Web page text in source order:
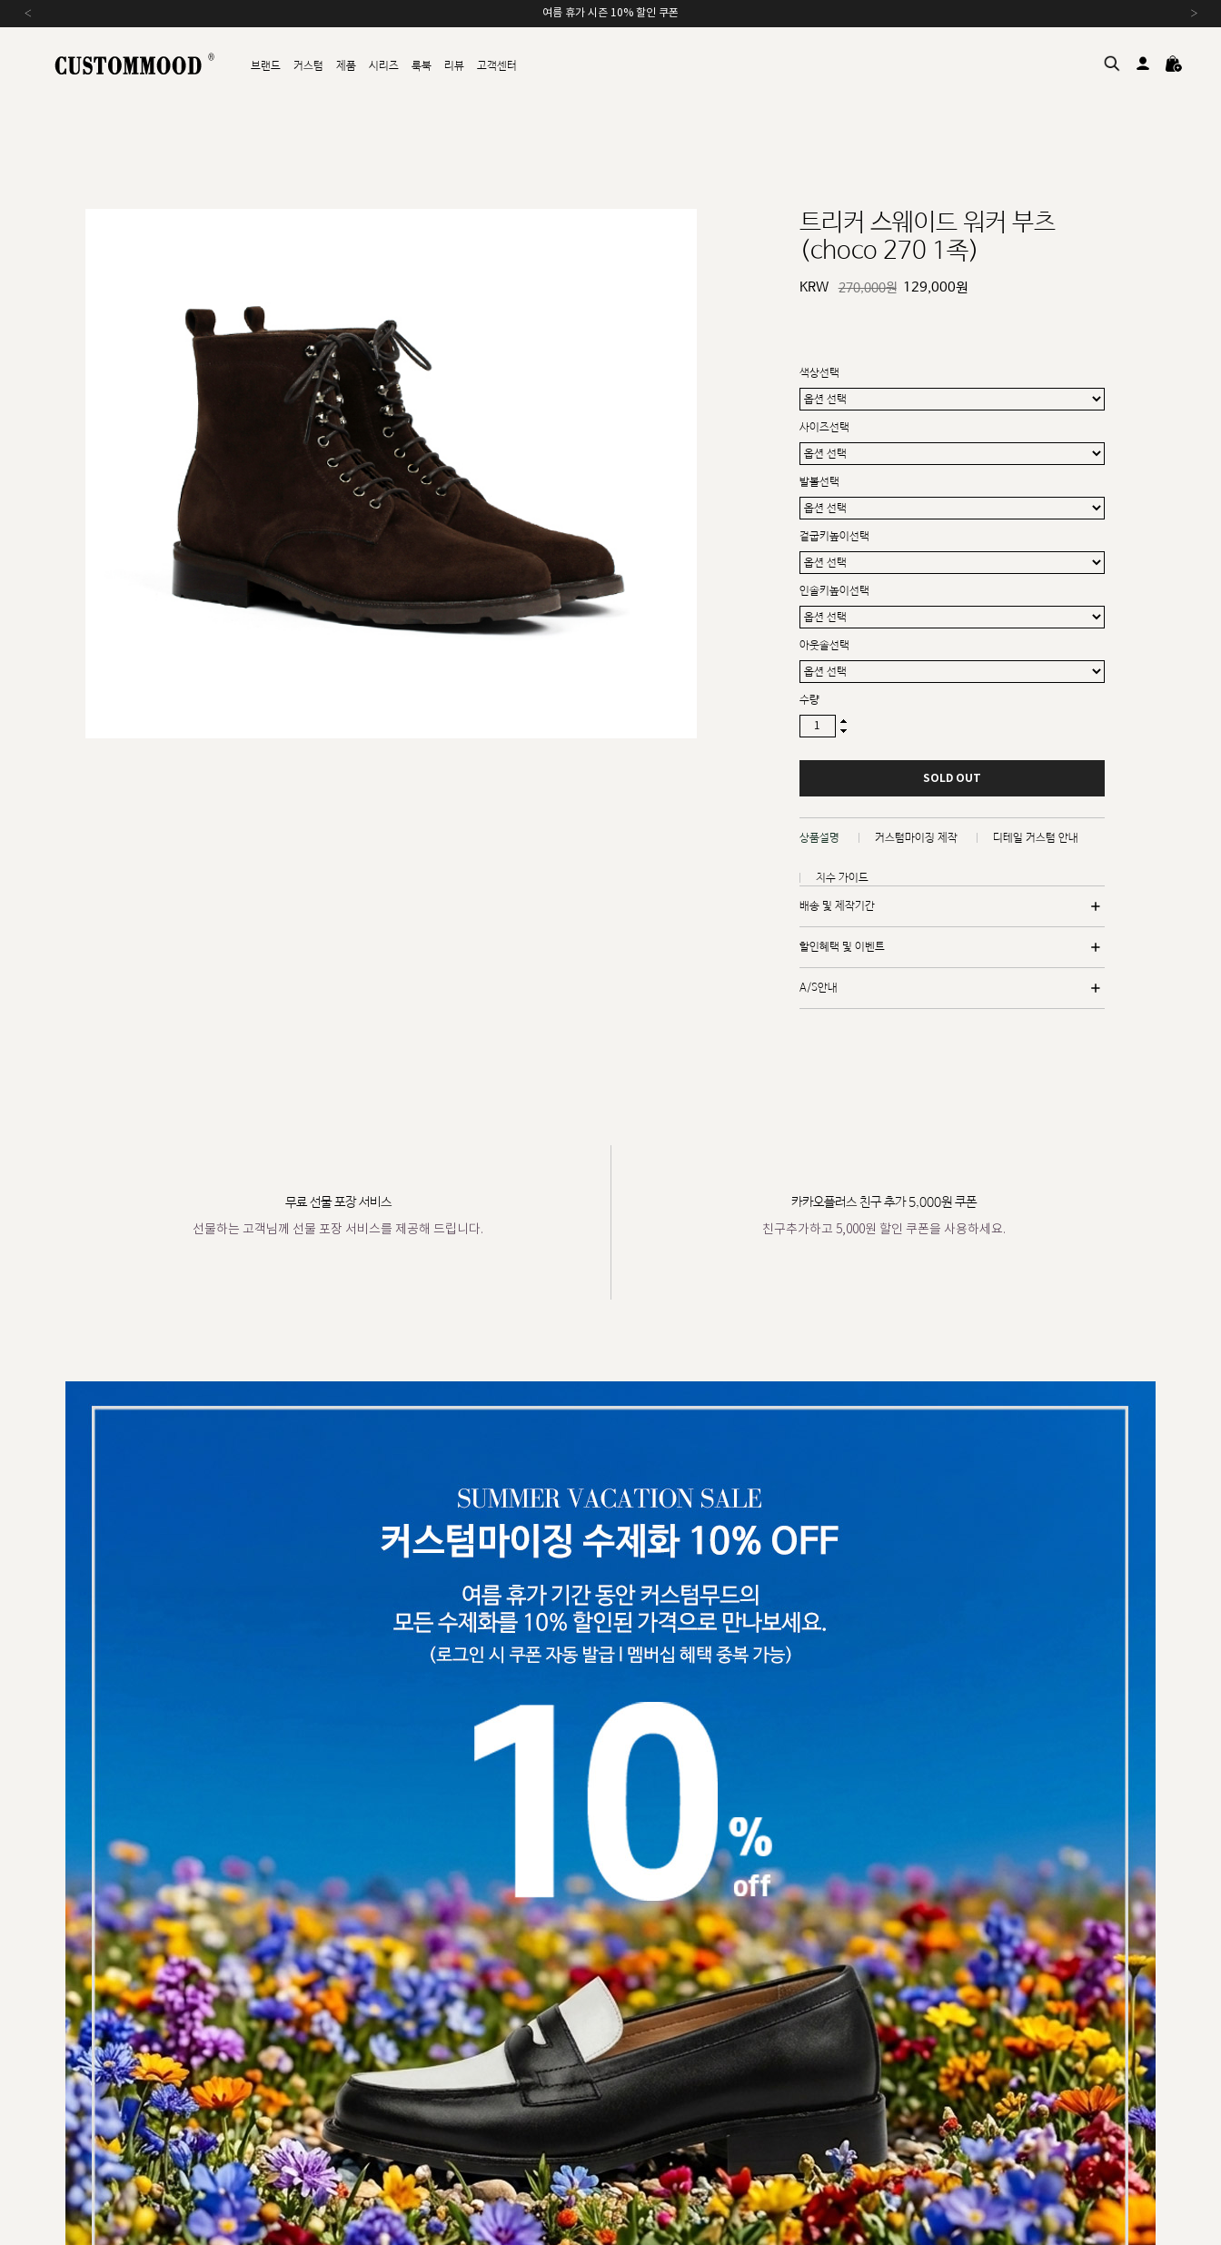
여름 휴가 시즌 10% 할인 쿠폰
‹ ›
브랜드 커스텀 제품 시리즈 룩북 리뷰 고객센터
sat,sun,holiday off
트리커 스웨이드 워커 부츠
(choco 270 1족)
KRW 270,000원 129,000원
색상선택
사이즈선택
발볼선택
겉굽키높이선택
인솔키높이선택
아웃솔선택
수량
SOLD OUT
상품설명 커스텀마이징 제작 디테일 커스텀 안내
치수 가이드
배송 및 제작기간
할인혜택 및 이벤트
A/S안내
무료 선물 포장 서비스
선물하는 고객님께 선물 포장 서비스를 제공해 드립니다.
카카오플러스 친구 추가 5,000원 쿠폰
친구추가하고 5,000원 할인 쿠폰을 사용하세요.